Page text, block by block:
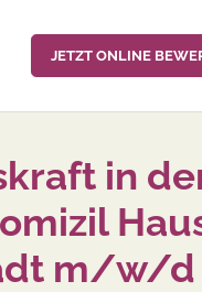
JETZT ONLINE
in
m/w/d